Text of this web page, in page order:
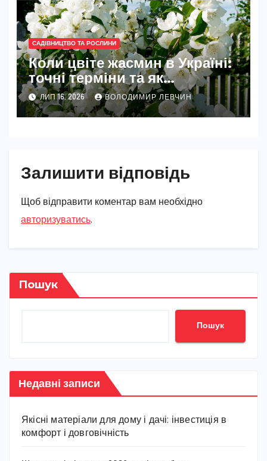
САДІВНИЦТВО ТА РОСЛИНИ
Коли цвіте жасмин в Україні:
точні терміни та як
забезпечити рясне цвітіння
ЛИП 16, 2026 ВОЛОДИМИР ЛЕВЧИН
Залишити відповідь
Щоб відправити коментар вам необхідно
авторизуватись.
Пошук
Пошук
Недавні записи
Якісні матеріали для дому і дачі: інвестиція в
комфорт і довговічність